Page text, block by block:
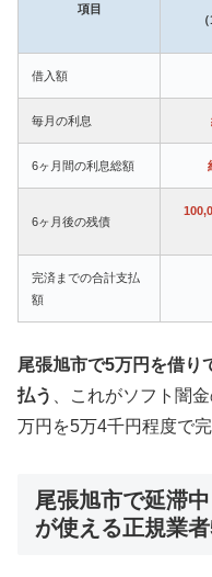
項目
借入額
毎月の利息
6ヶ月間の利息総額
6ヶ月後の残債
完済までの合計支払
額
尾張旭市で5万円を借り
払う
、これがソフト闇
万円を5万4千円程度で完
尾張旭市で延滞
が使える正規業